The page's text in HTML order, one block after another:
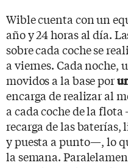
Wible cuenta con un
año y 24 horas al día.
sobre cada coche se
a viernes. Cada noche,
movidos a la base por
encarga de realizar al
a cada coche de la
recarga de las
y puesta a punto—, lo
la semana.